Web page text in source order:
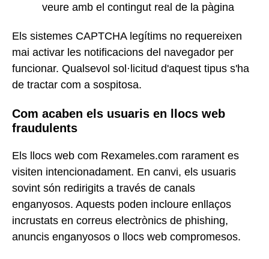
veure amb el contingut real de la pàgina
Els sistemes CAPTCHA legítims no requereixen
mai activar les notificacions del navegador per
funcionar. Qualsevol sol·licitud d'aquest tipus s'ha
de tractar com a sospitosa.
Com acaben els usuaris en llocs web
fraudulents
Els llocs web com Rexameles.com rarament es
visiten intencionadament. En canvi, els usuaris
sovint són redirigits a través de canals
enganyosos. Aquests poden incloure enllaços
incrustats en correus electrònics de phishing,
anuncis enganyosos o llocs web compromesos.